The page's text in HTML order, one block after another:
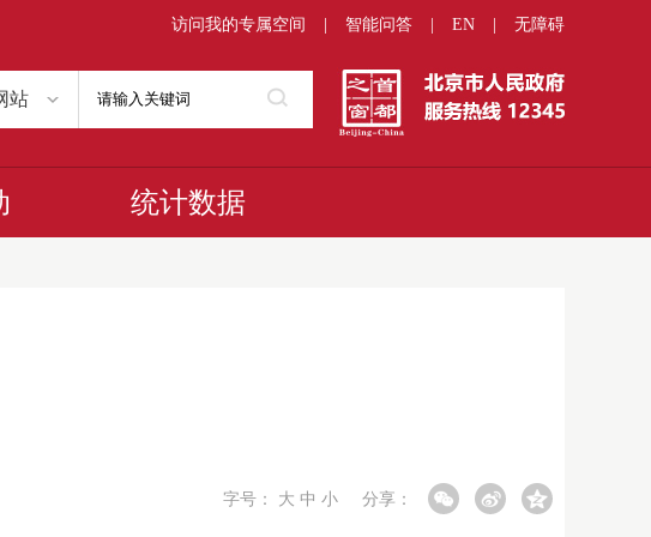
访问我的专属空间 智能问答 EN 无障碍
统计数据
字号： 大 中 小 分享：